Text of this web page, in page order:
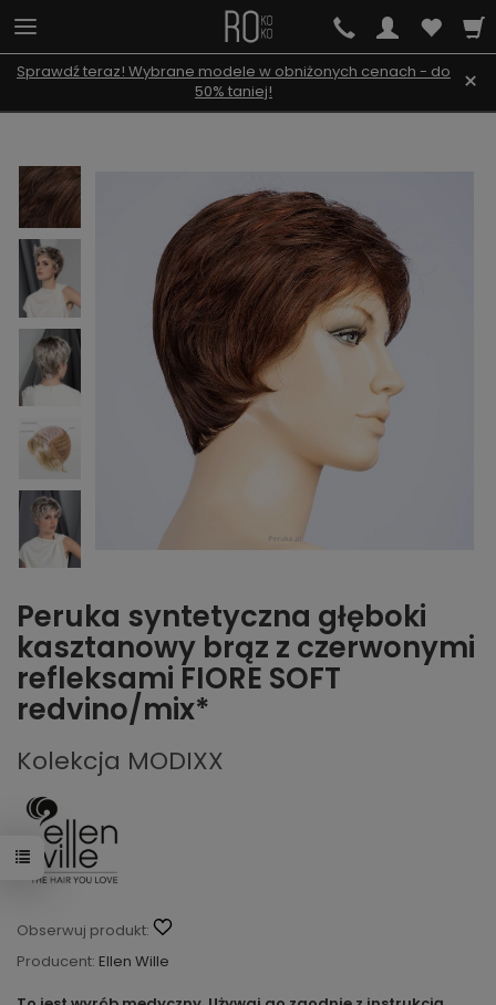
Sprawdź teraz! Wybrane modele w obniżonych cenach - do
50% taniej!
×
Peruka syntetyczna głęboki
kasztanowy brąz z czerwonymi
refleksami FIORE SOFT
redvino/mix*
Kolekcja MODIXX
Obserwuj produkt:
Producent: Ellen Wille